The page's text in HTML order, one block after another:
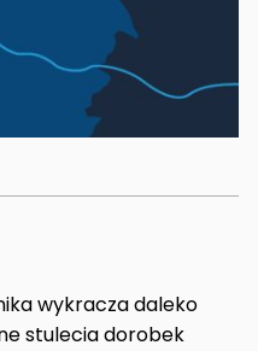
wykracza daleko
stulecia dorobek